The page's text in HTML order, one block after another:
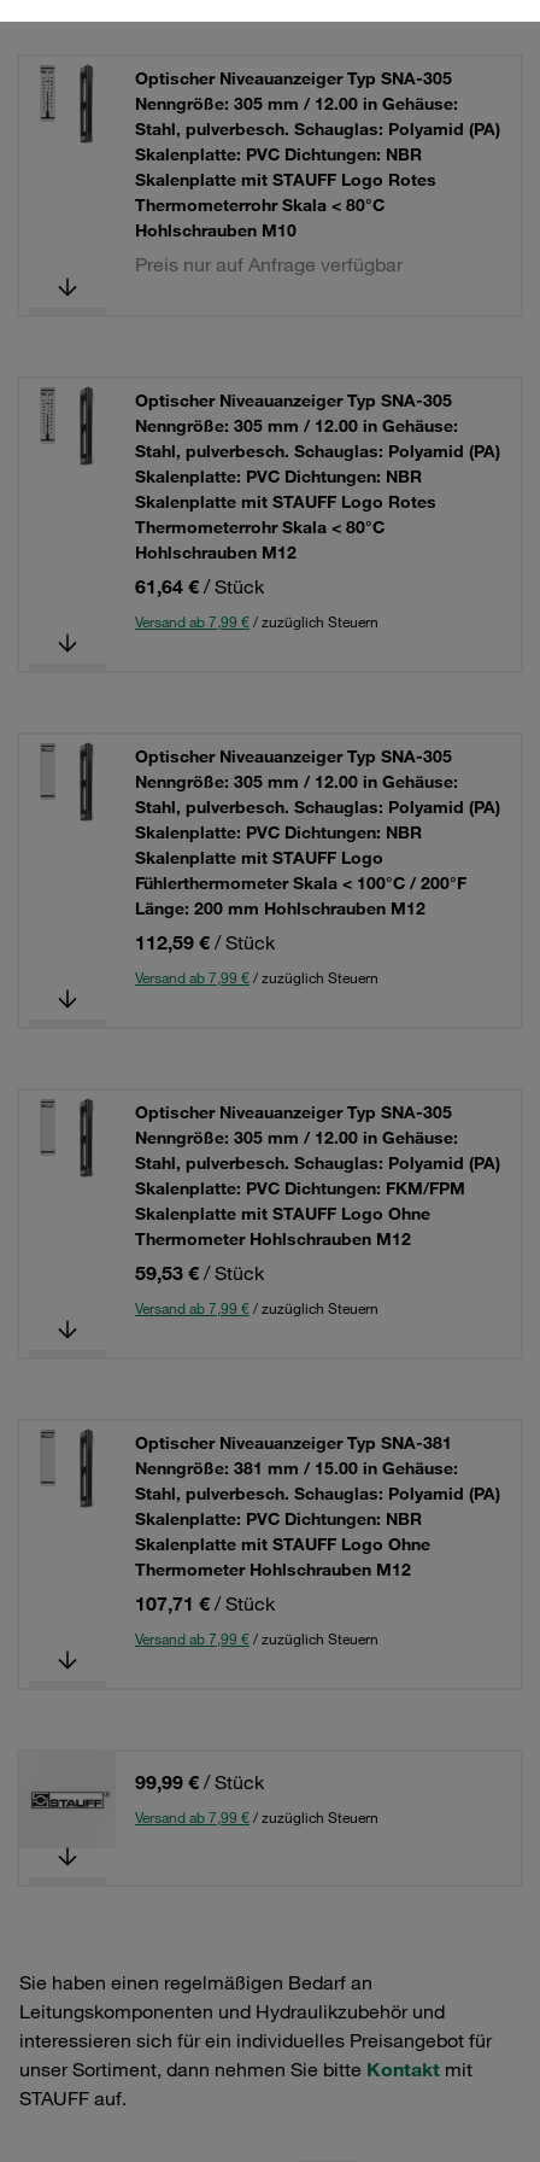
Optischer Niveauanzeiger Typ SNA-305
Nenngröße: 305 mm / 12.00 in Gehäuse:
Stahl, pulverbesch. Schauglas: Polyamid (PA)
Skalenplatte: PVC Dichtungen: NBR
Skalenplatte mit STAUFF Logo Rotes
Thermometerrohr Skala < 80°C
Hohlschrauben M10
Preis nur auf Anfrage verfügbar
Optischer Niveauanzeiger Typ SNA-305
Nenngröße: 305 mm / 12.00 in Gehäuse:
Stahl, pulverbesch. Schauglas: Polyamid (PA)
Skalenplatte: PVC Dichtungen: NBR
Skalenplatte mit STAUFF Logo Rotes
Thermometerrohr Skala < 80°C
Hohlschrauben M12
61,64 € / Stück
Versand ab 7,99 €/ zuzüglich Steuern
Optischer Niveauanzeiger Typ SNA-305
Nenngröße: 305 mm / 12.00 in Gehäuse:
Stahl, pulverbesch. Schauglas: Polyamid (PA)
Skalenplatte: PVC Dichtungen: NBR
Skalenplatte mit STAUFF Logo
Fühlerthermometer Skala < 100°C / 200°F
Länge: 200 mm Hohlschrauben M12
112,59 € / Stück
Versand ab 7,99 €/ zuzüglich Steuern
Optischer Niveauanzeiger Typ SNA-305
Nenngröße: 305 mm / 12.00 in Gehäuse:
Stahl, pulverbesch. Schauglas: Polyamid (PA)
Skalenplatte: PVC Dichtungen: FKM/FPM
Skalenplatte mit STAUFF Logo Ohne
Thermometer Hohlschrauben M12
59,53 € / Stück
Versand ab 7,99 €/ zuzüglich Steuern
Optischer Niveauanzeiger Typ SNA-381
Nenngröße: 381 mm / 15.00 in Gehäuse:
Stahl, pulverbesch. Schauglas: Polyamid (PA)
Skalenplatte: PVC Dichtungen: NBR
Skalenplatte mit STAUFF Logo Ohne
Thermometer Hohlschrauben M12
107,71 € / Stück
Versand ab 7,99 €/ zuzüglich Steuern
99,99 € / Stück
Versand ab 7,99 €/ zuzüglich Steuern
Sie haben einen regelmäßigen Bedarf an
Leitungskomponenten und Hydraulikzubehör und
interessieren sich für ein individuelles Preisangebot für
unser Sortiment, dann nehmen Sie bitte Kontakt mit
STAUFF auf.